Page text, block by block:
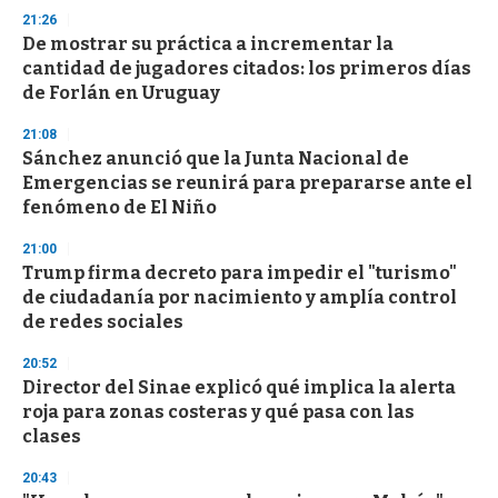
3
s
c
o
d
s
21:26
De mostrar su práctica a incrementar la
cantidad de jugadores citados: los primeros días
de Forlán en Uruguay
21:08
Sánchez anunció que la Junta Nacional de
Emergencias se reunirá para prepararse ante el
fenómeno de El Niño
21:00
Trump firma decreto para impedir el "turismo"
de ciudadanía por nacimiento y amplía control
de redes sociales
20:52
Director del Sinae explicó qué implica la alerta
roja para zonas costeras y qué pasa con las
clases
20:43